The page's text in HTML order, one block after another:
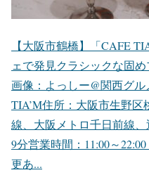
【大阪市鶴橋】「CAFE
ェで発見クラシックな固め
画像：よっしー@関西グ
TIA’M住所：大阪市生野区
線、大阪メトロ千日前線
9分営業時間：11:00～
更あ...